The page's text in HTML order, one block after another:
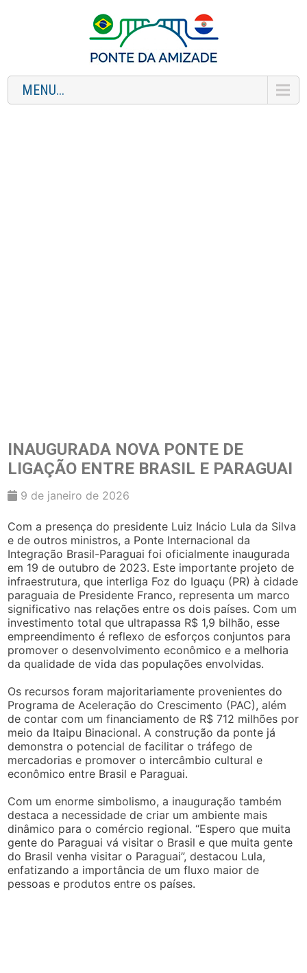
MENU...
INAUGURADA NOVA PONTE DE
LIGAÇÃO ENTRE BRASIL E PARAGUAI
9 de janeiro de 2026
Com a presença do presidente Luiz Inácio Lula da Silva
e de outros ministros, a Ponte Internacional da
Integração Brasil-Paraguai foi oficialmente inaugurada
em 19 de outubro de 2023. Este importante projeto de
infraestrutura, que interliga Foz do Iguaçu (PR) à cidade
paraguaia de Presidente Franco, representa um marco
significativo nas relações entre os dois países. Com um
investimento total que ultrapassa R$ 1,9 bilhão, esse
empreendimento é reflexo de esforços conjuntos para
promover o desenvolvimento econômico e a melhoria
da qualidade de vida das populações envolvidas.
Os recursos foram majoritariamente provenientes do
Programa de Aceleração do Crescimento (PAC), além
de contar com um financiamento de R$ 712 milhões por
meio da Itaipu Binacional. A construção da ponte já
demonstra o potencial de facilitar o tráfego de
mercadorias e promover o intercâmbio cultural e
econômico entre Brasil e Paraguai.
Com um enorme simbolismo, a inauguração também
destaca a necessidade de criar um ambiente mais
dinâmico para o comércio regional. “Espero que muita
gente do Paraguai vá visitar o Brasil e que muita gente
do Brasil venha visitar o Paraguai”, destacou Lula,
enfatizando a importância de um fluxo maior de
pessoas e produtos entre os países.